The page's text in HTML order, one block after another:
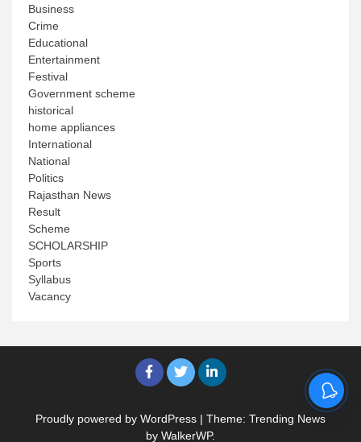
Business
Crime
Educational
Entertainment
Festival
Government scheme
historical
home appliances
International
National
Politics
Rajasthan News
Result
Scheme
SCHOLARSHIP
Sports
Syllabus
Vacancy
Proudly powered by WordPress | Theme: Trending News
by WalkerWP.